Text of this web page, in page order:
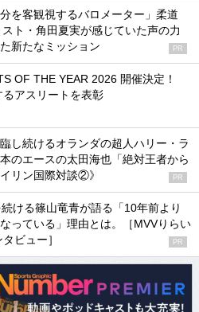
分を客観視するバロメーター」柔道
ト・角田夏実が感じていた声の力
新たなミッション
PR
OF THE YEAR 2026 開催決定！
アスリートを表彰
し続けるオランダの超人ハリー・ラ
のエースの太田海也「絶対王者から
リン国際対談②》
PR
ける篠山竜青が語る「10年前より
っている」理由とは。［MVVりらい
ビュー］
PR